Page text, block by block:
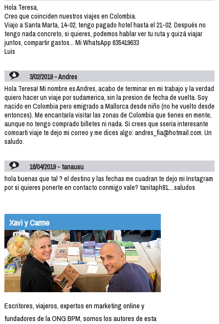
Hola Teresa,
Creo que coinciden nuestros viajes en Colombia.
Viajo a Santa Marta, 14-02, tengo pagado hotel hasta el 21-02. Después no
tengo nada concreto, si quieres, podemos hablar ver tu ruta y quizá viajar
juntos, compartir gastos... Mi WhatsApp 635419633
Luis
3/02/2019 - Andres
Hola Teresa! Mi nombre es Andres, acabo de terminar en mi trabajo y la verdad
quiero hacer un viaje por sudamerica, sin la presion de fecha de vuelta. Soy
nacido en Colombia pero emigrado a Mallorca desde niño (no he vuelto desde
entonces). Me encantaría visitar las zonas de Colombia que tienes en mente,
aunque no tengo comprado billetes ni nada. Si crees que sseria interesante
comoarti viaje te dejo mi correo y me dices algo: andres_fia@hotmail.com. Un
saludo.
16/04/2019 - tanausu
hola buenas que tal ? el destino y las fechas me cuadran te dejo mi Instagram
por si quieres ponerte en contacto conmigo vale? tanitaph81....saludos
Xavi y Carme
Escritores, viajeros, expertos en marketing online y
fundadores de la ONG BPM, somos los autores de esta